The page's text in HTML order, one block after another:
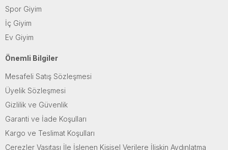
Spor Giyim
İç Giyim
Ev Giyim
Önemli Bilgiler
Mesafeli Satış Sözleşmesi
Üyelik Sözleşmesi
Gizlilik ve Güvenlik
Garanti ve İade Koşulları
Kargo ve Teslimat Koşulları
Çerezler Vasıtası İle İşlenen Kişisel Verilere İlişkin Aydınlatma